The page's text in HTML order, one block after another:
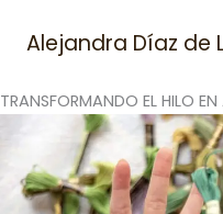
Alejandra Díaz de
TRANSFORMANDO EL HILO EN